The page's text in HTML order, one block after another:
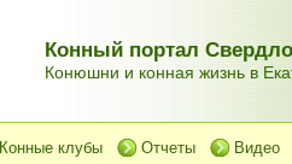
Конный портал
Конюшни и конная жизнь в
Конные клубы Отчеты Видео